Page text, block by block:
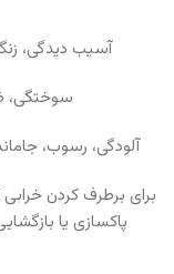
– آسیب دیدگی،
–
– آلودگی، رسوب،
برای برطرف کردن
پاکسازی یا